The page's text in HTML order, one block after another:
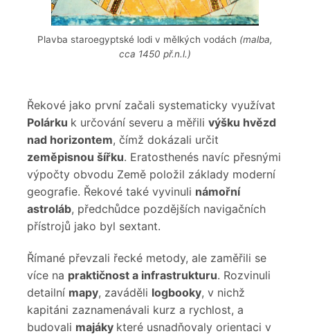
Plavba staroegyptské lodi v mělkých vodách (malba,
cca 1450 př.n.l.)
Řekové jako první začali systematicky využívat
Polárku k určování severu a měřili výšku hvězd
nad horizontem, čímž dokázali určit
zeměpisnou šířku. Eratosthenés navíc přesnými
výpočty obvodu Země položil základy moderní
geografie. Řekové také vyvinuli námořní
astroláb, předchůdce pozdějších navigačních
přístrojů jako byl sextant.
Římané převzali řecké metody, ale zaměřili se
více na praktičnost a infrastrukturu. Rozvinuli
detailní mapy, zaváděli logbooky, v nichž
kapitáni zaznamenávali kurz a rychlost, a
budovali majáky které usnadňovaly orientaci v